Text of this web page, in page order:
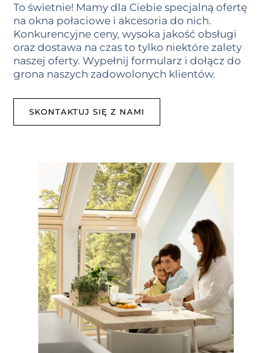
To świetnie! Mamy dla Ciebie specjalną ofertę
na okna połaciowe i akcesoria do nich.
Konkurencyjne ceny, wysoka jakość obsługi
oraz dostawa na czas to tylko niektóre zalety
naszej oferty. Wypełnij formularz i dołącz do
grona naszych zadowolonych klientów.
SKONTAKTUJ SIĘ Z NAMI